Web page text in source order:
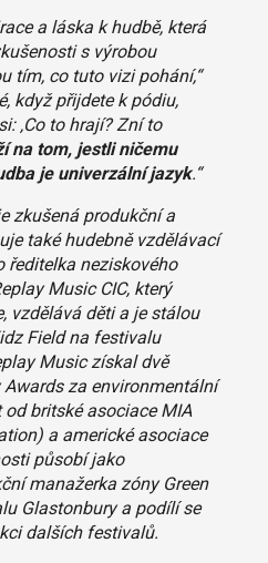
a láska k hudbě, která
s výrobou
tím, co tuto vizi pohání,“
když přijdete k pódiu,
‚Co to hrají? Zní to
na tom, jestli ničemu
je univerzální jazyk.“
zkušená produkční a
také hudebně vzdělávací
ředitelka neziskového
Music CIC, který
vzdělává děti a je stálou
Field na festivalu
Music získal dvě
za environmentální
britské asociace MIA
a americké asociace
působí jako
manažerka zóny Green
Glastonbury a podílí se
dalších festivalů.